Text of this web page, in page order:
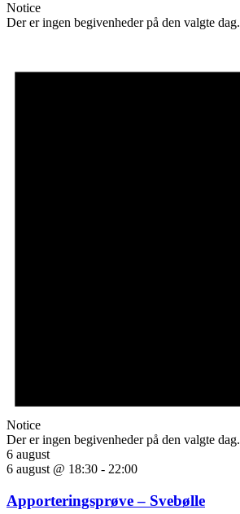
Notice
Der er ingen begivenheder på den valgte dag.
Notice
Der er ingen begivenheder på den valgte dag.
6 august
6 august @ 18:30 - 22:00
Apporteringsprøve – Svebølle